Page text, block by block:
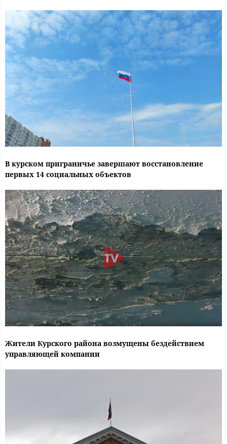
В курском приграничье завершают восстановление
первых 14 социальных объектов
Жители Курского района возмущены бездействием
управляющей компании